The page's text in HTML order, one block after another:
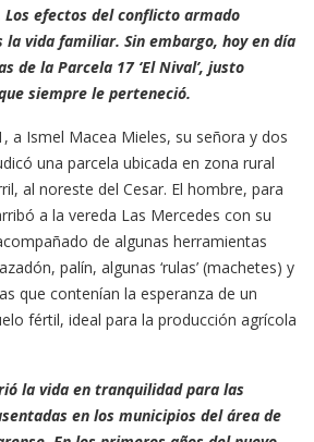
efectos del conflicto armado
la vida familiar. Sin embargo, hoy en día
de la Parcela 17 ‘El Nival’, justo
siempre le perteneció.
a Ismel Macea Mieles, su señora y dos
una parcela ubicada en zona rural
al noreste del Cesar. El hombre, para
a la vereda Las Mercedes con su
de algunas herramientas
palín, algunas ‘rulas’ (machetes) y
que contenían la esperanza de un
fértil, ideal para la producción agrícola
la vida en tranquilidad para las
en los municipios del área de